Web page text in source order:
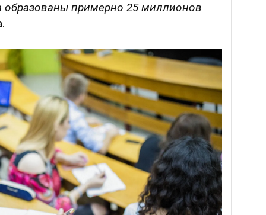
примерно 25 миллионов